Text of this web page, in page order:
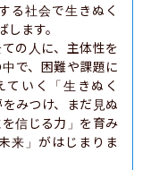
る社会で生きぬく
ます。
の人に、主体性を
で、困難や課題に
いく「生きぬく
みつけ、まだ見ぬ
信じる力」を育み
来」がはじまりま